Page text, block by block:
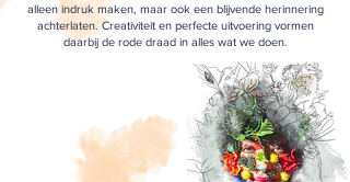
alleen indruk maken, maar ook een blijvende herinnering
achterlaten. Creativiteit en perfecte uitvoering vormen
daarbij de rode draad in alles wat we doen.